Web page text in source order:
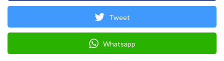
Tweet
Whatsapp